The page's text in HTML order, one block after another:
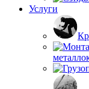
Услуги